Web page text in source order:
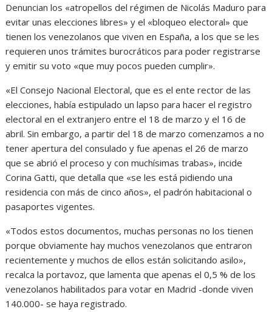
Denuncian los «atropellos del régimen de Nicolás Maduro para
evitar unas elecciones libres» y el «bloqueo electoral» que
tienen los venezolanos que viven en España, a los que se les
requieren unos trámites burocráticos para poder registrarse
y emitir su voto «que muy pocos pueden cumplir».
«El Consejo Nacional Electoral, que es el ente rector de las
elecciones, había estipulado un lapso para hacer el registro
electoral en el extranjero entre el 18 de marzo y el 16 de
abril. Sin embargo, a partir del 18 de marzo comenzamos a no
tener apertura del consulado y fue apenas el 26 de marzo
que se abrió el proceso y con muchísimas trabas», incide
Corina Gatti, que detalla que «se les está pidiendo una
residencia con más de cinco años», el padrón habitacional o
pasaportes vigentes.
«Todos estos documentos, muchas personas no los tienen
porque obviamente hay muchos venezolanos que entraron
recientemente y muchos de ellos están solicitando asilo»,
recalca la portavoz, que lamenta que apenas el 0,5 % de los
venezolanos habilitados para votar en Madrid -donde viven
140.000- se haya registrado.